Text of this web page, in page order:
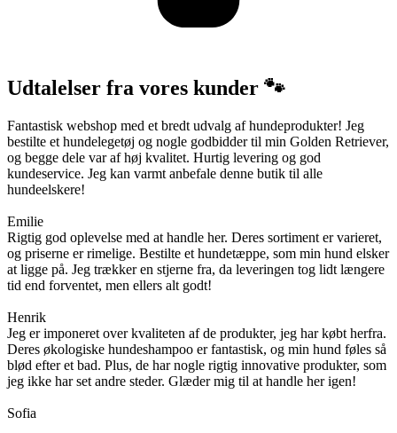
Udtalelser fra vores kunder 🐾
Fantastisk webshop med et bredt udvalg af hundeprodukter! Jeg
bestilte et hundelegetøj og nogle godbidder til min Golden Retriever,
og begge dele var af høj kvalitet. Hurtig levering og god
kundeservice. Jeg kan varmt anbefale denne butik til alle
hundeelskere!
Emilie
Rigtig god oplevelse med at handle her. Deres sortiment er varieret,
og priserne er rimelige. Bestilte et hundetæppe, som min hund elsker
at ligge på. Jeg trækker en stjerne fra, da leveringen tog lidt længere
tid end forventet, men ellers alt godt!
Henrik
Jeg er imponeret over kvaliteten af de produkter, jeg har købt herfra.
Deres økologiske hundeshampoo er fantastisk, og min hund føles så
blød efter et bad. Plus, de har nogle rigtig innovative produkter, som
jeg ikke har set andre steder. Glæder mig til at handle her igen!
Sofia